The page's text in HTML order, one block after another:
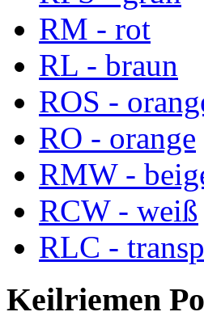
RM - rot
RL - braun
ROS -
RO - orange
RMW -
RCW - weiß
RLC -
Keilriemen